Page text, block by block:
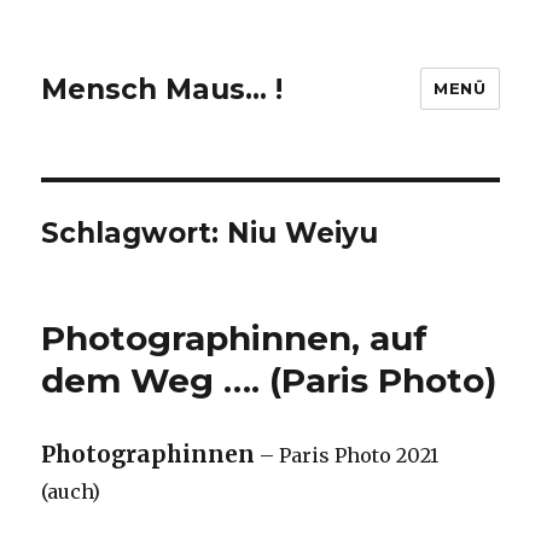
Mensch Maus… ! MENÜ
Schlagwort: Niu Weiyu
Photographinnen, auf
dem Weg …. (Paris Photo)
Photographinnen – Paris Photo 2021
(auch)